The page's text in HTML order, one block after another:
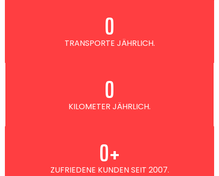
TRANSPORTE JÄHRLICH.
0
KILOMETER JÄHRLICH.
0
ZUFRIEDENE KUNDEN SEIT 2007.
0+